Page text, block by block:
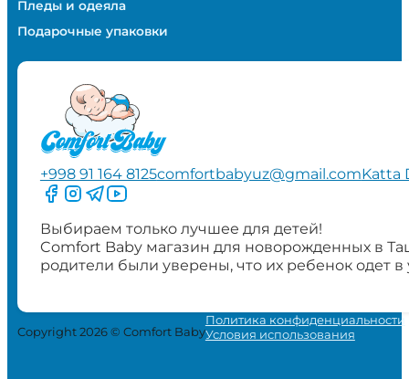
Пледы и одеяла
Подарочные упаковки
+998 91 164 8125comfortbabyuz@gmail.comKatta
Следите за нами на Facebook
Следите за нами в Instagram
Следите за нами в Telegram
Следите за нами в YouTube
Выбираем только лучшее для детей!
Comfort Baby магазин для новорожденных в
родители были уверены, что их ребенок одет
Copyright 2026 © Comfort Baby
Политика конфиденциальности
Условия использования